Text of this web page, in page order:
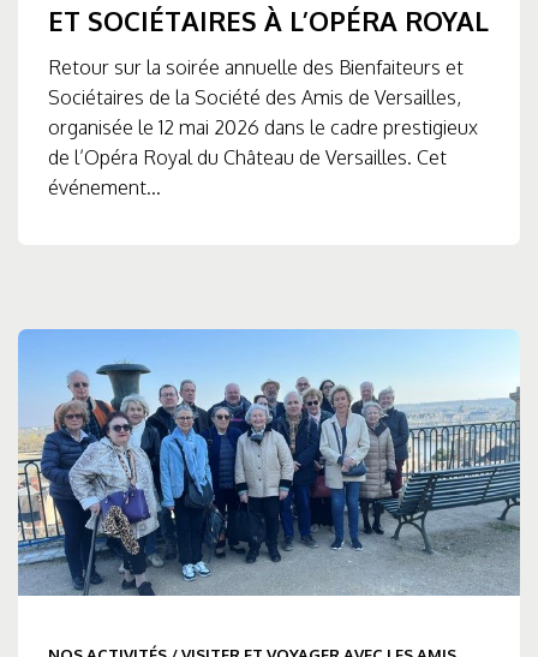
ET SOCIÉTAIRES À L’OPÉRA ROYAL
Retour sur la soirée annuelle des Bienfaiteurs et
Sociétaires de la Société des Amis de Versailles,
organisée le 12 mai 2026 dans le cadre prestigieux
de l’Opéra Royal du Château de Versailles. Cet
événement...